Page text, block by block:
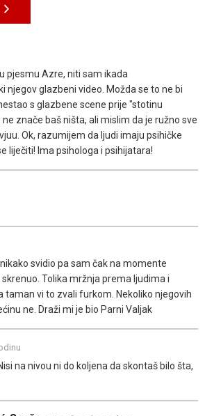
pjesmu Azre, niti sam ikada
njegov glazbeni video. Možda se to ne bi
s glazbene scene prije "stotinu
znače baš ništa, ali mislim da je ružno sve
Ok, razumijem da ljudi imaju psihičke
liječiti! Ima psihologa i psihijatara!
svidio pa sam čak na momente
Tolika mržnja prema ljudima i
taman vi to zvali furkom. Nekoliko njegovih
ne. Draži mi je bio Parni Valjak
na nivou ni do koljena da skontaš bilo šta,